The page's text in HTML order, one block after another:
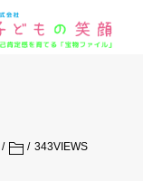
343VIEWS